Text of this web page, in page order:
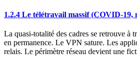
1.2.4 Le télétravail massif (COVID-19,
La quasi-totalité des cadres se retrouve à
en permanence. Le VPN sature. Les
relais. Le périmètre réseau devient une